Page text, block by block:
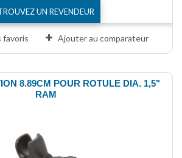
UN REVENDEUR
favoris Ajouter au comparateur
8.89CM POUR ROTULE DIA. 1,5"
RAM